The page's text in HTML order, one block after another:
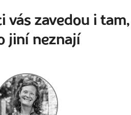
vás zavedou i tam,
jiní neznají